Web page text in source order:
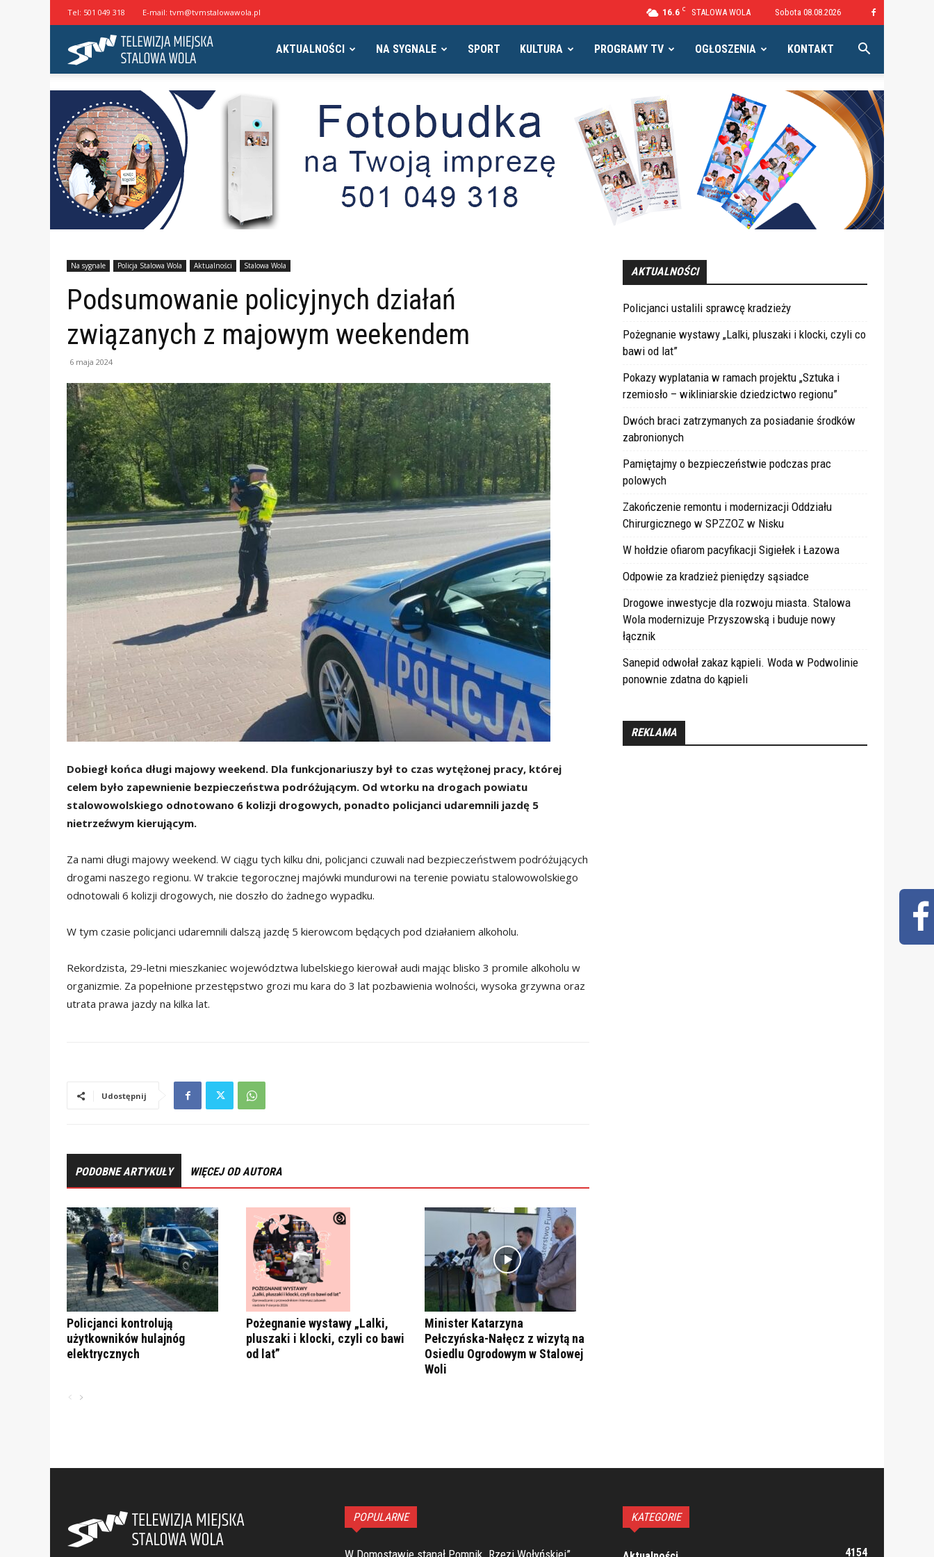
16.6 C STALOWA WOLA Sobota 08.08.2026
Tel: 501 049 318 E-mail: tvm@tvmstalowawola.pl
Telewizja
Miejska
Stalowa
AKTUALNOŚCI NA SYGNALE SPORT KULTURA PROGRAMY TV OGŁOSZENIA KONTAKT
Na sygnale Policja Stalowa Wola Aktualności Stalowa Wola
Podsumowanie policyjnych działań
związanych z majowym weekendem
6 maja 2024
Dobiegł końca długi majowy weekend. Dla funkcjonariuszy był to czas wytężonej pracy, której
celem było zapewnienie bezpieczeństwa podróżującym. Od wtorku na drogach powiatu
stalowowolskiego odnotowano 6 kolizji drogowych, ponadto policjanci udaremnili jazdę 5
nietrzeźwym kierującym.
Za nami długi majowy weekend. W ciągu tych kilku dni, policjanci czuwali nad bezpieczeństwem podróżujących
drogami naszego regionu. W trakcie tegorocznej majówki mundurowi na terenie powiatu stalowowolskiego
odnotowali 6 kolizji drogowych, nie doszło do żadnego wypadku.
W tym czasie policjanci udaremnili dalszą jazdę 5 kierowcom będących pod działaniem alkoholu.
Rekordzista, 29-letni mieszkaniec województwa lubelskiego kierował audi mając blisko 3 promile alkoholu w
organizmie. Za popełnione przestępstwo grozi mu kara do 3 lat pozbawienia wolności, wysoka grzywna oraz
utrata prawa jazdy na kilka lat.
Udostępnij
PODOBNE ARTYKUŁY WIĘCEJ OD AUTORA
Policjanci kontrolują
użytkowników hulajnóg
elektrycznych
Pożegnanie wystawy „Lalki,
pluszaki i klocki, czyli co bawi
od lat”
Minister Katarzyna
Pełczyńska-Nałęcz z wizytą na
Osiedlu Ogrodowym w Stalowej
Woli
AKTUALNOŚCI
Policjanci ustalili sprawcę kradzieży
Pożegnanie wystawy „Lalki, pluszaki i klocki, czyli co
bawi od lat”
Pokazy wyplatania w ramach projektu „Sztuka i
rzemiosło – wikliniarskie dziedzictwo regionu”
Dwóch braci zatrzymanych za posiadanie środków
zabronionych
Pamiętajmy o bezpieczeństwie podczas prac
polowych
Zakończenie remontu i modernizacji Oddziału
Chirurgicznego w SPZZOZ w Nisku
W hołdzie ofiarom pacyfikacji Sigiełek i Łazowa
Odpowie za kradzież pieniędzy sąsiadce
Drogowe inwestycje dla rozwoju miasta. Stalowa
Wola modernizuje Przyszowską i buduje nowy
łącznik
Sanepid odwołał zakaz kąpieli. Woda w Podwolinie
ponownie zdatna do kąpieli
REKLAMA
POPULARNE
W Domostawie stanął Pomnik „Rzezi Wołyńskiej”
KATEGORIE
4154